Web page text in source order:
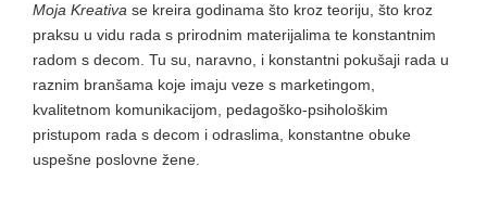
Moja Kreativa se kreira godinama što kroz teoriju, što kroz
praksu u vidu rada s prirodnim materijalima te konstantnim
radom s decom. Tu su, naravno, i konstantni pokušaji rada u
raznim branšama koje imaju veze s marketingom,
kvalitetnom komunikacijom, pedagoško-psihološkim
pristupom rada s decom i odraslima, konstantne obuke
uspešne poslovne žene.